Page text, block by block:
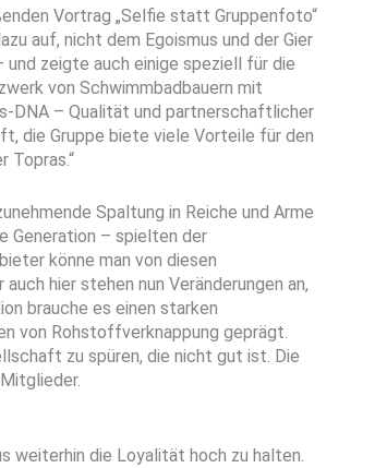
Vortrag „Selfie statt Gruppenfoto“
auf, nicht dem Egoismus und der Gier
zeigte auch einige speziell für die
von Schwimmbadbauern mit
DNA – Qualität und partnerschaftlicher
die Gruppe biete viele Vorteile für den
Topras.“
Spaltung in Reiche und Arme
Generation – spielten der
könne man von diesen
hier stehen nun Veränderungen an,
brauche es einen starken
von Rohstoffverknappung geprägt.
zu spüren, die nicht gut ist. Die
weiterhin die Loyalität hoch zu halten.